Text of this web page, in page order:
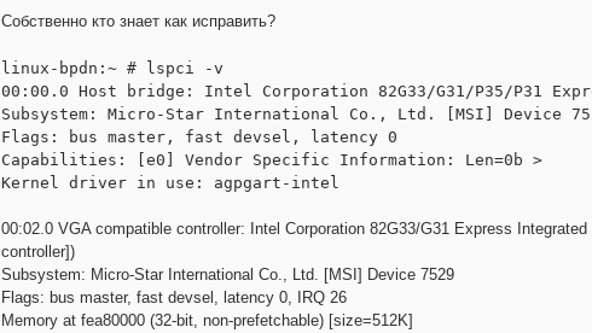
Собственно кто знает как исправить?
linux-bpdn:~ # lspci -v
00:00.0 Host bridge: Intel Corporation 82G33/G31/P35/P31
Subsystem: Micro-Star International Co., Ltd. [MSI] Device
Flags: bus master, fast devsel, latency 0
Capabilities: [e0] Vendor Specific Information: Len=0b >
Kernel driver in use: agpgart-intel
00:02.0 VGA compatible controller: Intel Corporation 82G33/G31 Express
controller])
Subsystem: Micro-Star International Co., Ltd. [MSI] Device 7529
Flags: bus master, fast devsel, latency 0, IRQ 26
Memory at fea80000 (32-bit, non-prefetchable) [size=512K]